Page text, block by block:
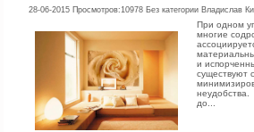
28-06-2015 Просмотров:10978 Без категории Владислав
При одном
многие
и
существуют
до...